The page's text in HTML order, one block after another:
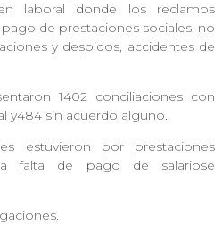
laboral donde los reclamos
de prestaciones sociales, no
y despidos, accidentes de
1402 conciliaciones con
y484 sin acuerdo alguno.
estuvieron por prestaciones
falta de pago de salariose